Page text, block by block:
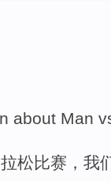
about Man
松比赛，我